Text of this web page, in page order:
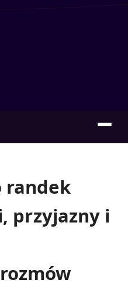
randek
przyjazny i